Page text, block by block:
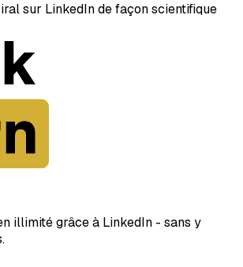
sur LinkedIn de façon scientifique
illimité grâce à LinkedIn - sans y